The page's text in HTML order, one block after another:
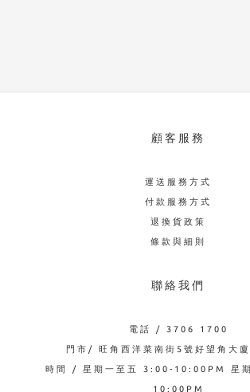
顧客服務
運送服務方式
付款服務方式
退換貨政策
條款與細則
聯絡我們
電話 / 3706 1700
門市/ 旺角西洋菜南街5號好望角大
時間 / 星期一至五 3:00-10:00PM 星
10:00PM